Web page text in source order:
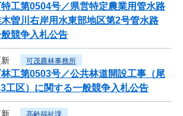
特工第0504号／県営特定農業用管水路
曽川右岸用水東部地区第2号管水路
競争入札公告
可茂農林事務所
林工第0503号／公共林道開設工事（尾
工区）に関する一般競争入札公告
高齢福祉課